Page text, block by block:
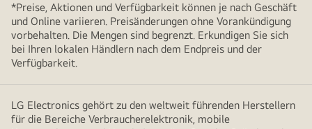
*Preise, Aktionen und Verfügbarkeit können je nach Geschäft
und Online variieren. Preisänderungen ohne Vorankündigung
vorbehalten. Die Mengen sind begrenzt. Erkundigen Sie sich
bei Ihren lokalen Händlern nach dem Endpreis und der
Verfügbarkeit.
LG Electronics gehört zu den weltweit führenden Herstellern
für die Bereiche Verbraucherelektronik, mobile